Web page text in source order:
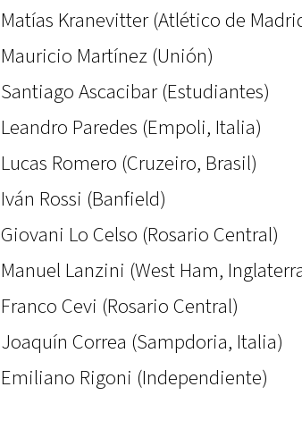
Matías Kranevitter (Atlético de
Mauricio Martínez (Unión)
Santiago Ascacibar (Estudiantes)
Leandro Paredes (Empoli, Italia)
Lucas Romero (Cruzeiro, Brasil)
Iván Rossi (Banfield)
Giovani Lo Celso (Rosario Central)
Manuel Lanzini (West Ham,
Franco Cevi (Rosario Central)
Joaquín Correa (Sampdoria, Italia)
Emiliano Rigoni (Independiente)